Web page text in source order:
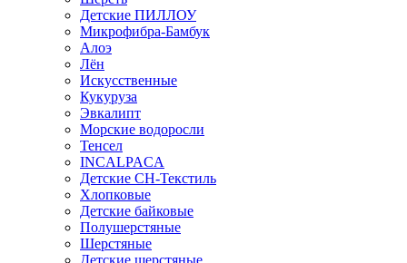
Детские ПИЛЛОУ
Микрофибра-Бамбук
Алоэ
Лён
Искусственные
Кукуруза
Эвкалипт
Морские водоросли
Тенсел
INCALPACA
Детские СН-Текстиль
Хлопковые
Детские байковые
Полушерстяные
Шерстяные
Детские шерстяные